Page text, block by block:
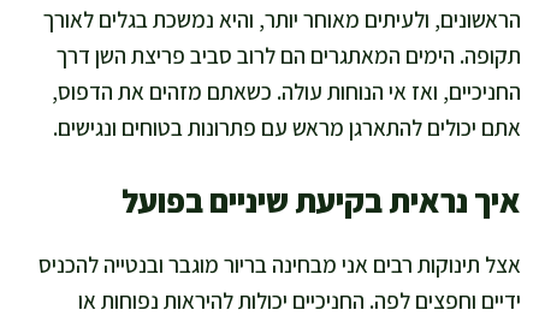
הראשונים, ולעיתים מאוחר יותר, והיא נמשכת בגלים לאורך
תקופה. הימים המאתגרים הם לרוב סביב פריצת השן דרך
החניכיים, ואז אי הנוחות עולה. כשאתם מזהים את הדפוס,
אתם יכולים להתארגן מראש עם פתרונות בטוחים ונגישים.
איך נראית בקיעת שיניים בפועל
אצל תינוקות רבים אני מבחינה בריור מוגבר ובנטייה להכניס
ידיים וחפצים לפה. החניכיים יכולות להיראות נפוחות או